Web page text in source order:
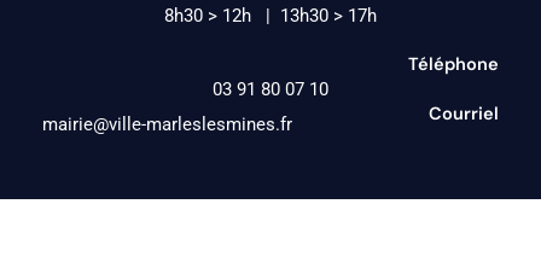
8h30 > 12h | 13h30 > 17h
Téléphone
03 91 80 07 10
Courriel
mairie@ville-marleslesmines.fr